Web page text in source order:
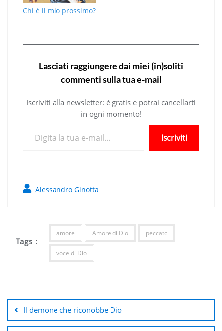
Chi è il mio prossimo?
Lasciati raggiungere dai miei (in)soliti
commenti sulla tua e-mail
Iscriviti alla newsletter: è gratis e potrai cancellarti
in ogni momento!
Iscriviti
Alessandro Ginotta
Tags :
amore Amore di Dio peccato
voce di Dio
articoli
Il demone che riconobbe Dio